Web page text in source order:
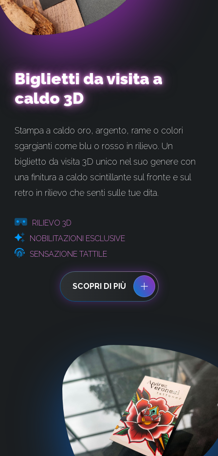
Biglietti da visita a
caldo 3D
Stampa a caldo oro, argento, rame o colori
sgargianti come blu o rosso in rilievo. Un
biglietto da visita 3D unico nel suo genere con
una finitura a caldo scintillante sul fronte e sul
retro in rilievo che senti sulle tue dita.
RILIEVO 3D
NOBILITAZIONI ESCLUSIVE
SENSAZIONE TATTILE
SCOPRI DI PIÙ